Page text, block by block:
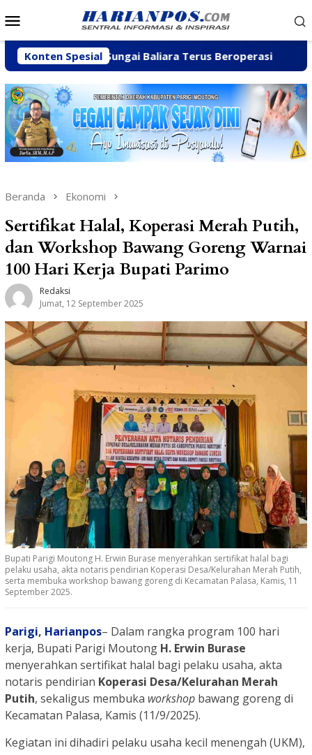
ke
Mobile
Konten Spesial
C di Sungai Baliara Terus Beroperasi Arpan Sahar
Beranda Ekonomi
Sertifikat Halal, Koperasi Merah Putih,
dan Workshop Bawang Goreng Warnai
100 Hari Kerja Bupati Parimo
Redaksi
Jumat, 12 September 2025
Bupati Parigi Moutong H. Erwin Burase menyerahkan sertifikat halal bagi
pelaku usaha, akta notaris pendirian Koperasi Desa/Kelurahan Merah Putih,
serta membuka workshop bawang goreng di Kecamatan Palasa, Kamis, 11
September 2025.
Parigi, Harianpos– Dalam rangka program 100 hari
kerja, Bupati Parigi Moutong H. Erwin Burase
menyerahkan sertifikat halal bagi pelaku usaha, akta
notaris pendirian Koperasi Desa/Kelurahan Merah
Putih, sekaligus membuka workshop bawang goreng di
Kecamatan Palasa, Kamis (11/9/2025).
Kegiatan ini dihadiri pelaku usaha kecil menengah (UKM),